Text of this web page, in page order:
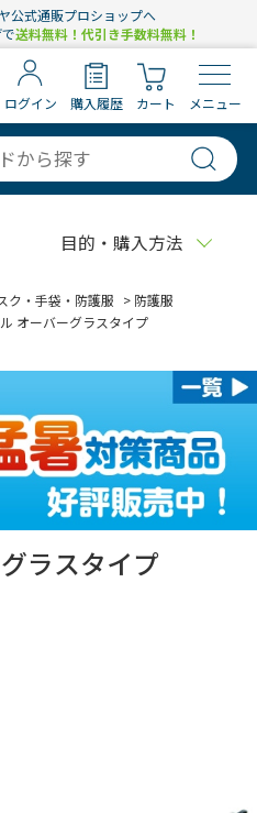
公式通販プロショップへ
送料無料！代引き手数料無料！
ログイン 購入履歴 カート メニュー
目的・購入方法
ク・手袋・防護服 > 防護服
オーバーグラスタイプ
ラスタイプ